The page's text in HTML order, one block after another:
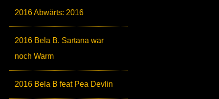
2016 Abwärts: 2016
2016 Bela B. Sartana war
noch Warm
2016 Bela B feat Pea Devlin